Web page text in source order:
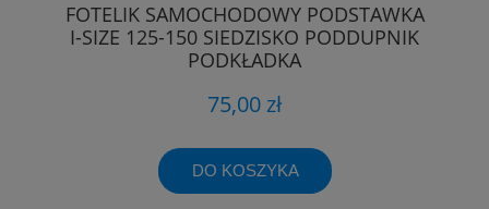
FOTELIK SAMOCHODOWY PODSTAWKA
I-SIZE 125-150 SIEDZISKO PODDUPNIK
PODKŁADKA
75,00 zł
DO KOSZYKA